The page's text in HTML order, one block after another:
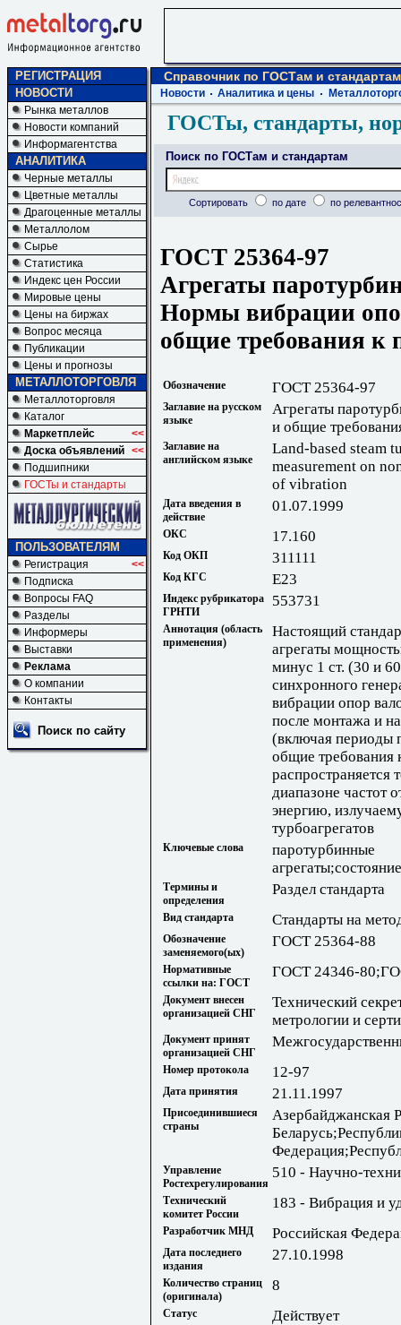
РЕГИСТРАЦИЯ
НОВОСТИ
Рынка металлов
Новости компаний
Информагентства
АНАЛИТИКА
Черные металлы
Цветные металлы
Драгоценные металлы
Металлолом
Сырье
Статистика
Индекс цен России
Мировые цены
Цены на биржах
Вопрос месяца
Публикации
Цены и прогнозы
МЕТАЛЛОТОРГОВЛЯ
Металлоторговля
Каталог
Маркетплейс
<<
Доска объявлений <<
Подшипники
ГОСТы и стандарты
ПОЛЬЗОВАТЕЛЯМ
Регистрация
<<
Подписка
Вопросы FAQ
Разделы
Информеры
Выставки
Реклама
О компании
Контакты
Поиск по сайту
Справочник по ГОСТам и стандартам
Новости Аналитика и цены
ГОСТы, стандарты,
Поиск по ГОСТам и стандартам
Сортировать по дате по
ГОСТ 25364-97
Агрегаты
Нормы вибрации
общие требования к
Обозначение ГОСТ 25364-97
Заглавие на русском
языке
Агрегаты
и общие
Заглавие на
английском языке
Land-based steam
measurement on
of vibration
Дата введения в
действие
01.07.1999
ОКС 17.160
Код ОКП 311111
Код КГС Е23
Индекс рубрикатора
ГРНТИ
553731
Аннотация (область
применения)
Настоящий
агрегаты
минус 1 ст. (30 и
синхронного
вибрации опор
после монтажа и
(включая периоды
общие требования
распространяется
диапазоне частот
энергию,
турбоагрегатов
Ключевые слова
паротурбинные
Термины и
определения
Раздел стандарта
Вид стандарта Стандарты на
Обозначение
заменяемого(ых)
ГОСТ 25364-88
Нормативные
ссылки на: ГОСТ
ГОСТ 24346-
Документ внесен
организацией СНГ
Технический
метрологии и
Документ принят
организацией СНГ
Номер протокола 12-97
Дата принятия 21.11.1997
Присоединившиеся
страны
Азербайджанская
Управление
Ростехрегулирования
510 - Научно-
Технический
комитет России
183 - Вибрация и
Разработчик МНД Российская
Дата последнего
издания
27.10.1998
Количество страниц
(оригинала)
8
Статус Действует